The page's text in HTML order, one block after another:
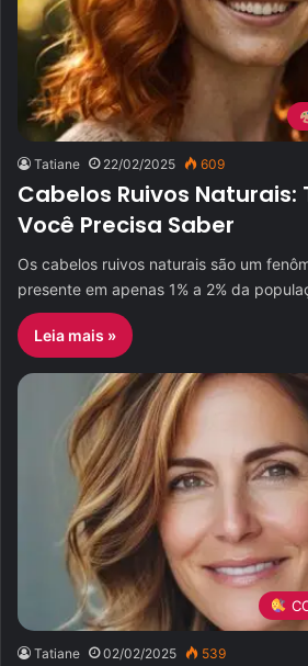
Tatiane 22/02/2025 609
Cabelos Ruivos Naturais:
Você Precisa Saber
Os cabelos ruivos naturais são um
presente em apenas 1% a 2% da
Leia mais »
Tatiane 02/02/2025 539